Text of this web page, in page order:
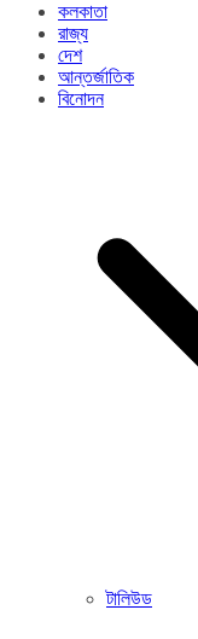
কলকাতা
রাজ্য​
দেশ
আন্তর্জাতিক
বিনোদন
টালিউড